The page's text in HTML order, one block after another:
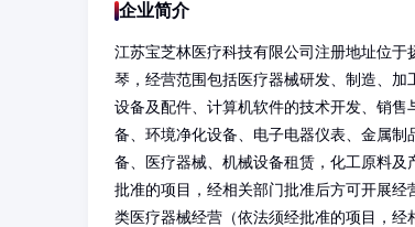
企业简介
江苏宝芝林医疗科技有限公司注册地址位
琴，经营范围包括医疗器械研发、制造、
设备及配件、计算机软件的技术开发、销
备、环境净化设备、电子电器仪表、金属
备、医疗器械、机械设备租赁，化工原料
批准的项目，经相关部门批准后方可开展
类医疗器械经营（依法须经批准的项目，